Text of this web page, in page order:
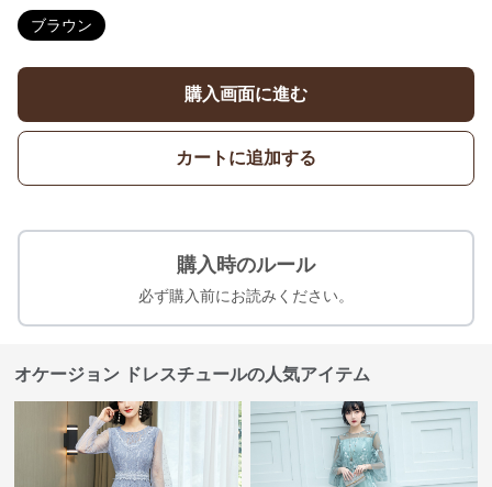
ブラウン
購入画面に進む
カートに追加する
購入時のルール
必ず購入前にお読みください。
オケージョン ドレスチュールの人気アイテム